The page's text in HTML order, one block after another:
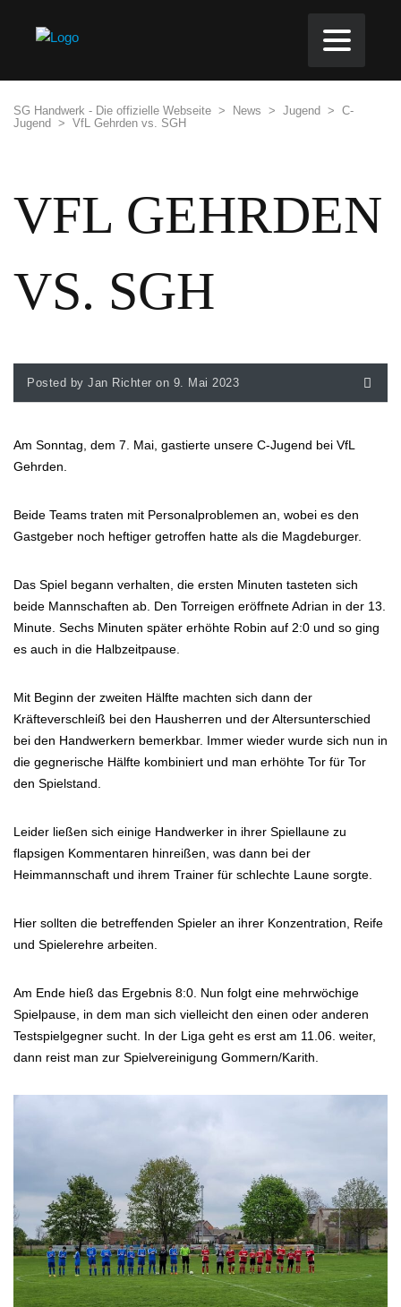
SG Handwerk - Die offizielle Webseite > News > Jugend > C-
Jugend > VfL Gehrden vs. SGH
VFL GEHRDEN
VS. SGH
Posted by Jan Richter on 9. Mai 2023
Am Sonntag, dem 7. Mai, gastierte unsere C-Jugend bei VfL
Gehrden.
Beide Teams traten mit Personalproblemen an, wobei es den
Gastgeber noch heftiger getroffen hatte als die Magdeburger.
Das Spiel begann verhalten, die ersten Minuten tasteten sich
beide Mannschaften ab. Den Torreigen eröffnete Adrian in der 13.
Minute. Sechs Minuten später erhöhte Robin auf 2:0 und so ging
es auch in die Halbzeitpause.
Mit Beginn der zweiten Hälfte machten sich dann der
Kräfteverschleiß bei den Hausherren und der Altersunterschied
bei den Handwerkern bemerkbar. Immer wieder wurde sich nun in
die gegnerische Hälfte kombiniert und man erhöhte Tor für Tor
den Spielstand.
Leider ließen sich einige Handwerker in ihrer Spiellaune zu
flapsigen Kommentaren hinreißen, was dann bei der
Heimmannschaft und ihrem Trainer für schlechte Laune sorgte.
Hier sollten die betreffenden Spieler an ihrer Konzentration, Reife
und Spielerehre arbeiten.
Am Ende hieß das Ergebnis 8:0. Nun folgt eine mehrwöchige
Spielpause, in dem man sich vielleicht den einen oder anderen
Testspielgegner sucht. In der Liga geht es erst am 11.06. weiter,
dann reist man zur Spielvereinigung Gommern/Karith.